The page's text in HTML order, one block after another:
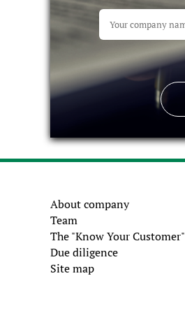
About company
Team
The "Know Your Customer"
Due diligence
Site map